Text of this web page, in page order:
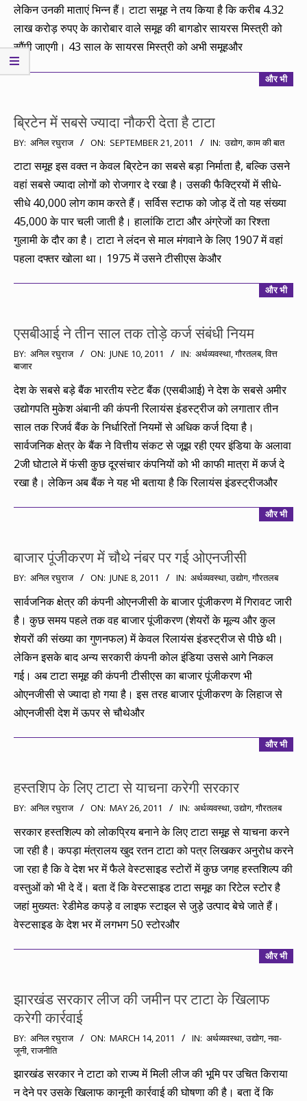
लेकिन उनकी माताएं भिन्न हैं। टाटा समूह ने तय किया है कि करीब 4.32
लाख करोड़ रुपए के कारोबार वाले समूह की बागडोर सायरस मिस्त्री को
सौंपी जाएगी। 43 साल के सायरस मिस्त्री को अभी समूहऔर
और भी
ब्रिटेन में सबसे ज्यादा नौकरी देता है टाटा
2011-
BY: अनिल रघुराज ON: SEPTEMBER 21, 2011 IN: उद्योग,काम की बात
टाटा समूह इस वक्त न केवल ब्रिटेन का सबसे बड़ा निर्माता है, बल्कि उसने
वहां सबसे ज्यादा लोगों को रोजगार दे रखा है। उसकी फैक्ट्रियों में सीधे-
सीधे 40,000 लोग काम करते हैं। सर्विस स्टाफ को जोड़ दें तो यह संख्या
45,000 के पार चली जाती है। हालांकि टाटा और अंग्रेजों का रिश्ता
गुलामी के दौर का है। टाटा ने लंदन से माल मंगवाने के लिए 1907 में वहां
पहला दफ्तर खोला था। 1975 में उसने टीसीएस केऔर
और भी
एसबीआई ने तीन साल तक तोड़े कर्ज संबंधी नियम
2011-
06-
10
BY: अनिल रघुराज ON: JUNE 10, 2011 IN: अर्थव्यवस्था,गौरतलब,वित्त
बाजार
देश के सबसे बड़े बैंक भारतीय स्टेट बैंक (एसबीआई) ने देश के सबसे अमीर
उद्योगपति मुकेश अंबानी की कंपनी रिलायंस इंडस्ट्रीज को लगातार तीन
साल तक रिजर्व बैंक के निर्धारितों नियमों से अधिक कर्ज दिया है।
सार्वजनिक क्षेत्र के बैंक ने वित्तीय संकट से जूझ रही एयर इंडिया के अलावा
2जी घोटाले में फंसी कुछ दूरसंचार कंपनियों को भी काफी मात्रा में कर्ज दे
रखा है। लेकिन अब बैंक ने यह भी बताया है कि रिलायंस इंडस्ट्रीजऔर
और भी
बाजार पूंजीकरण में चौथे नंबर पर गई ओएनजीसी
2011-
06-
08
BY: अनिल रघुराज ON: JUNE 8, 2011 IN: अर्थव्यवस्था,उद्योग,गौरतलब
सार्वजनिक क्षेत्र की कंपनी ओएनजीसी के बाजार पूंजीकरण में गिरावट जारी
है। कुछ समय पहले तक वह बाजार पूंजीकरण (शेयरों के मूल्य और कुल
शेयरों की संख्या का गुणनफल) में केवल रिलायंस इंडस्ट्रीज से पीछे थी।
लेकिन इसके बाद अन्य सरकारी कंपनी कोल इंडिया उससे आगे निकल
गई। अब टाटा समूह की कंपनी टीसीएस का बाजार पूंजीकरण भी
ओएनजीसी से ज्यादा हो गया है। इस तरह बाजार पूंजीकरण के लिहाज से
ओएनजीसी देश में ऊपर से चौथेऔर
और भी
हस्तशिप के लिए टाटा से याचना करेगी सरकार
2011-
BY: अनिल रघुराज ON: MAY 26, 2011 IN: अर्थव्यवस्था,उद्योग,गौरतलब
सरकार हस्तशिल्प को लोकप्रिय बनाने के लिए टाटा समूह से याचना करने
जा रही है। कपड़ा मंत्रालय खुद रतन टाटा को पत्र लिखकर अनुरोध करने
जा रहा है कि वे देश भर में फैले वेस्टसाइड स्टोरों में कुछ जगह हस्तशिल्प की
वस्तुओं को भी दे दें। बता दें कि वेस्टसाइड टाटा समूह का रिटेल स्टोर है
जहां मुख्यतः रेडीमेड कपड़े व लाइफ स्टाइल से जुड़े उत्पाद बेचे जाते हैं।
वेस्टसाइड के देश भर में लगभग 50 स्टोरऔर
और भी
झारखंड सरकार लीज की जमीन पर टाटा के खिलाफ
करेगी कार्रवाई
2011-
03-
14
BY: अनिल रघुराज ON: MARCH 14, 2011 IN: अर्थव्यवस्था,उद्योग,नवा-
जूनी,राजनीति
झारखंड सरकार ने टाटा को राज्य में मिली लीज की भूमि पर उचित किराया
न देने पर उसके खिलाफ कानूनी कार्रवाई की घोषणा की है। बता दें कि